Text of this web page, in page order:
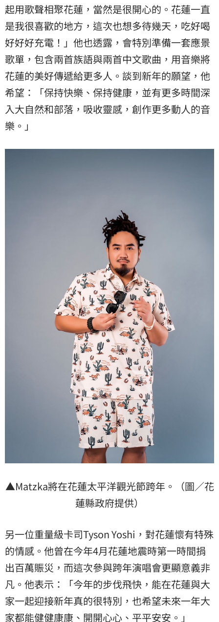
起用歌聲相聚花蓮，當然是很開心的。花蓮一直
是我很喜歡的地方，這次也想多待幾天，吃好喝
好好好充電！」他也透露，會特別準備一套應景
歌單，包含兩首族語與兩首中文歌曲，用音樂將
花蓮的美好傳遞給更多人。談到新年的願望，他
希望：「保持快樂、保持健康，並有更多時間深
入大自然和部落，吸收靈感，創作更多動人的音
樂。」
▲Matzka將在花蓮太平洋觀光節跨年。（圖／花
蓮縣政府提供）
另一位重量級卡司Tyson Yoshi，對花蓮懷有特殊
的情感。他曾在今年4月花蓮地震時第一時間捐
出百萬賑災，而這次參與跨年演唱會更顯意義非
凡。他表示：「今年的步伐飛快，能在花蓮與大
家一起迎接新年真的很特別，也希望未來一年大
家都能健健康康、開開心心、平平安安。」